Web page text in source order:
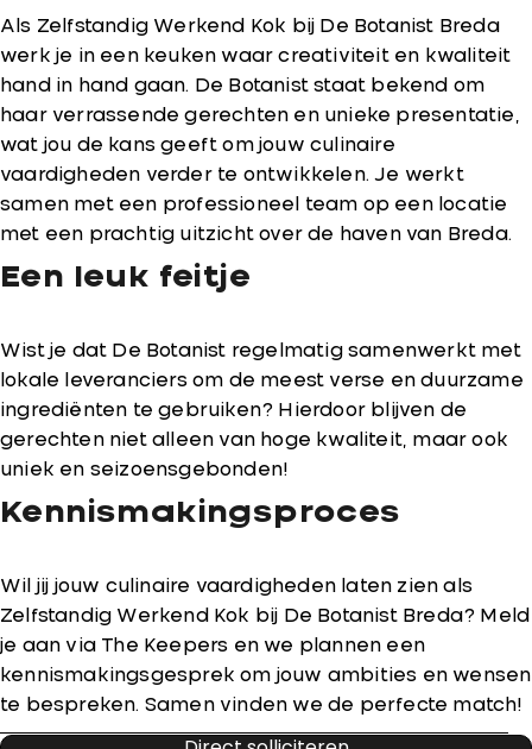
Als Zelfstandig Werkend Kok bij De Botanist Breda
werk je in een keuken waar creativiteit en kwaliteit
hand in hand gaan. De Botanist staat bekend om
haar verrassende gerechten en unieke presentatie,
wat jou de kans geeft om jouw culinaire
vaardigheden verder te ontwikkelen. Je werkt
samen met een professioneel team op een locatie
met een prachtig uitzicht over de haven van Breda.
Een leuk feitje
Wist je dat De Botanist regelmatig samenwerkt met
lokale leveranciers om de meest verse en duurzame
ingrediënten te gebruiken? Hierdoor blijven de
gerechten niet alleen van hoge kwaliteit, maar ook
uniek en seizoensgebonden!
Kennismakingsproces
Wil jij jouw culinaire vaardigheden laten zien als
Zelfstandig Werkend Kok bij De Botanist Breda? Meld
je aan via The Keepers en we plannen een
kennismakingsgesprek om jouw ambities en wensen
te bespreken. Samen vinden we de perfecte match!